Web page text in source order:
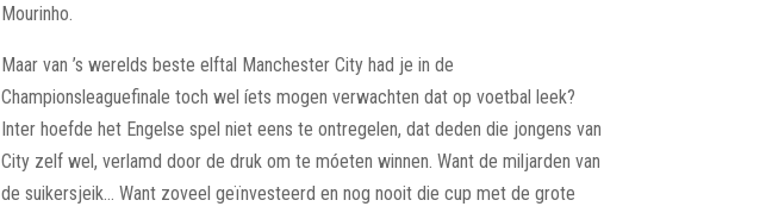
Mourinho.
Maar van ’s werelds beste elftal Manchester City had je in de
Championsleaguefinale toch wel íets mogen verwachten dat op voetbal leek?
Inter hoefde het Engelse spel niet eens te ontregelen, dat deden die jongens van
City zelf wel, verlamd door de druk om te móeten winnen. Want de miljarden van
de suikersjeik… Want zoveel geïnvesteerd en nog nooit die cup met de grote